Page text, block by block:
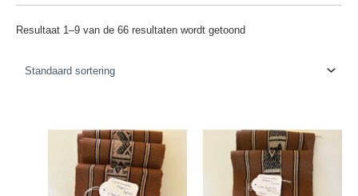
Resultaat 1–9 van de 66 resultaten wordt getoond